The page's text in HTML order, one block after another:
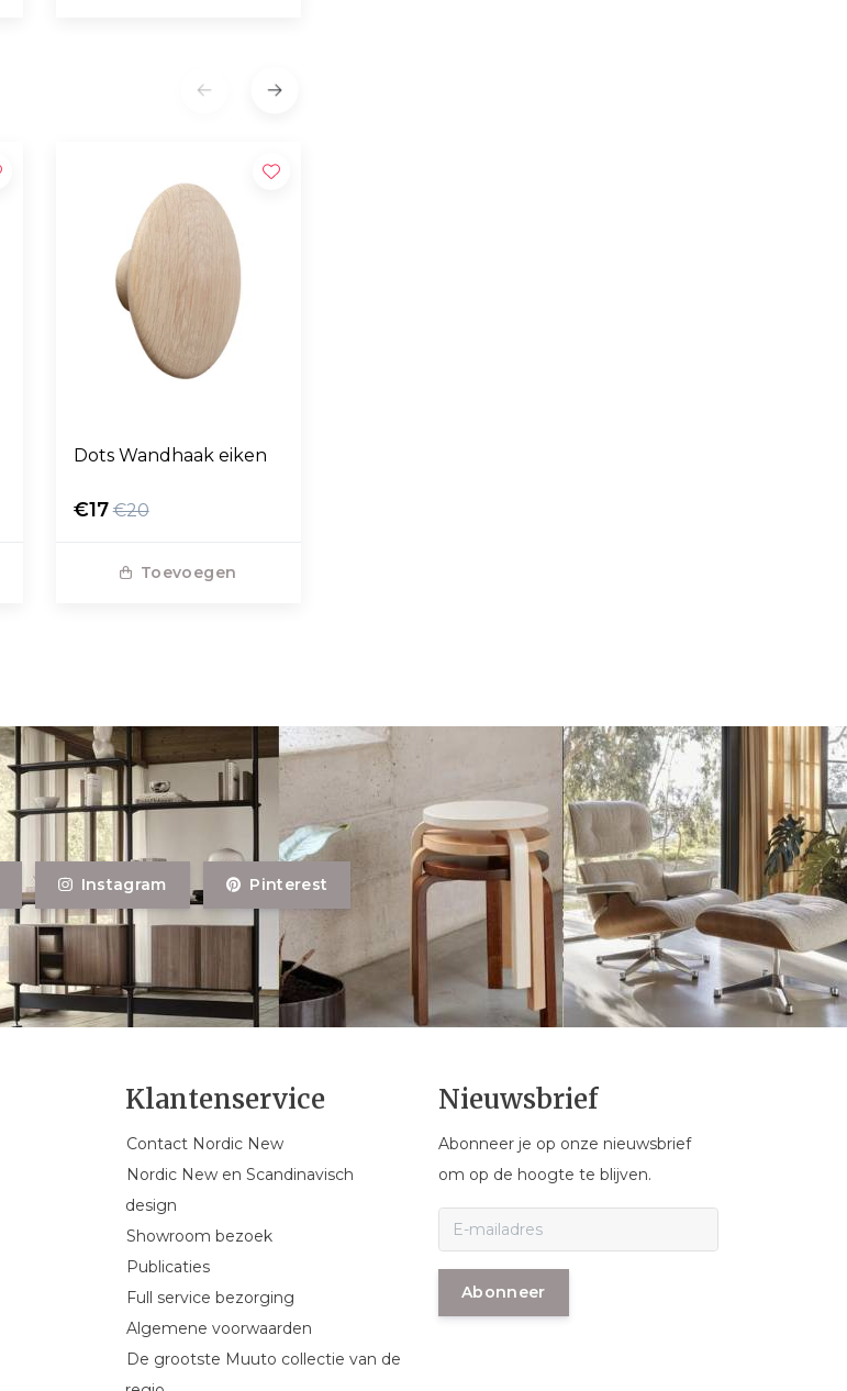
Dots Wandhaak eiken
€17 €20
Toevoegen
Instagram Pinterest
Klantenservice
Contact Nordic New
Nordic New en Scandinavisch
design
Showroom bezoek
Publicaties
Full service bezorging
Algemene voorwaarden
De grootste Muuto collectie van de
Nieuwsbrief
Abonneer je op onze nieuwsbrief
om op de hoogte te blijven.
Abonneer